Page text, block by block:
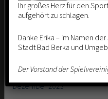
Mai 2025
Oktober 2024
Dezember 2023
Ihr großes Herz für den
aufgehört zu schlagen.
Danke Erika – im Namen
Stadt Bad Berka und
Der Vorstand der